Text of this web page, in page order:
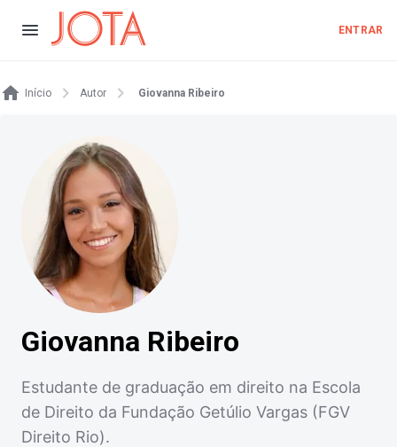
ENTRAR
Início Autor Giovanna Ribeiro
Giovanna Ribeiro
Estudante de graduação em direito na Escola
de Direito da Fundação Getúlio Vargas (FGV
Direito Rio).